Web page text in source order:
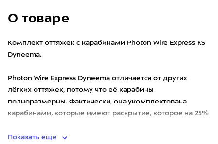
О товаре
Комплект оттяжек с карабинами Photon Wire Express KS
Dyneema.
Photon Wire Express Dyneema отличается от других
лёгких оттяжек, потому что её карабины
полноразмерны. Фактически, она укомплектована
карабинами, которые имеют раскрытие, которое на 25%
Показать еще